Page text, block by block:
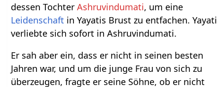
dessen TochterAshruvindumati, um eine
Leidenschaft in Yayatis Brust zu entfachen. Yayati
verliebte sich sofort in Ashruvindumati.
Er sah aber ein, dass er nicht in seinen besten
Jahren war, und um die junge Frau von sich zu
überzeugen, fragte er seine Söhne, ob er nicht